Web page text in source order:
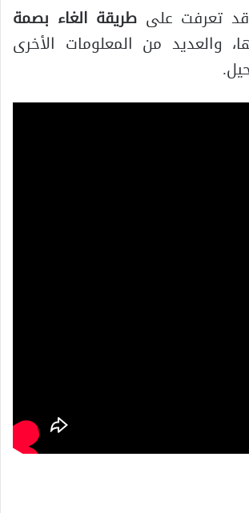
قد تعرفت على طريقة الغاء بصمة
والعديد من المعلومات الأخرى